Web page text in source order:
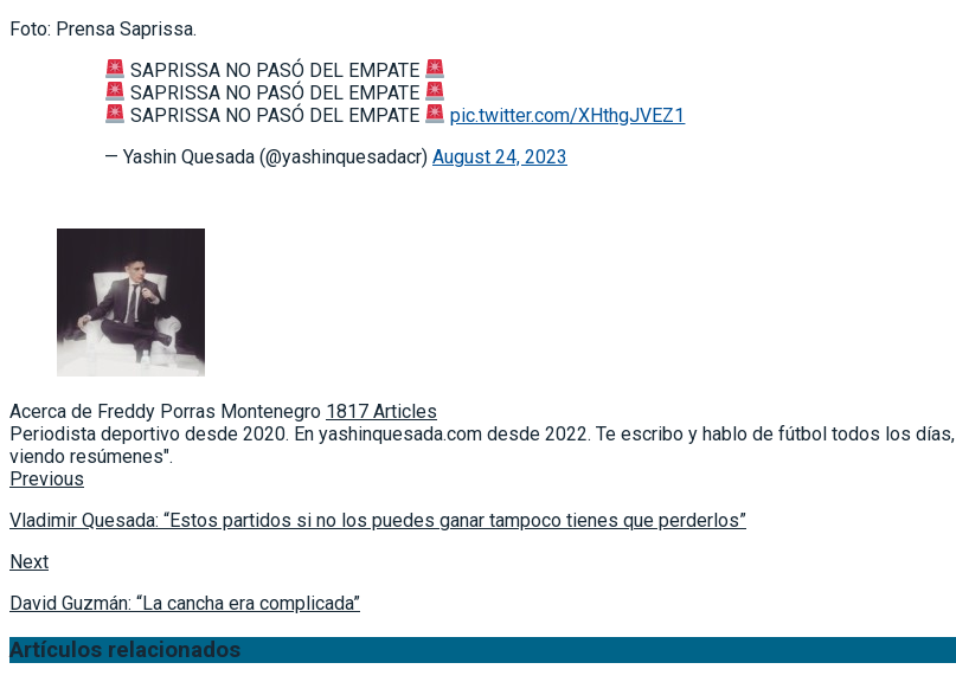
Foto: Prensa Saprissa.
SAPRISSA NO PASÓ DEL EMPATE
SAPRISSA NO PASÓ DEL EMPATE
SAPRISSA NO PASÓ DEL EMPATE
pic.twitter.com/XHthgJVEZ1
— Yashin Quesada (@yashinquesadacr) August 24, 2023
Acerca de Freddy Porras Montenegro 1817 Articles
Periodista deportivo desde 2020. En yashinquesada.com desde 2022. Te escribo y hablo de fútbol todos los
viendo resúmenes".
Previous
Vladimir Quesada: “Estos partidos si no los puedes ganar tampoco tienes que perderlos”
Next
David Guzmán: “La cancha era complicada”
Artículos relacionados